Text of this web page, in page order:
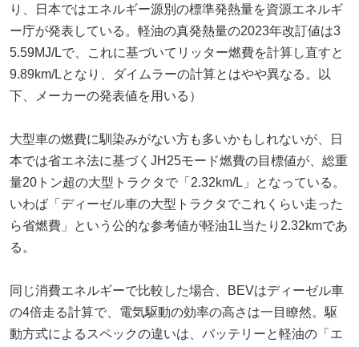
り、日本ではエネルギー源別の標準発熱量を資源エネルギ
ー庁が発表している。軽油の真発熱量の2023年改訂値は3
5.59MJ/Lで、これに基づいてリッター燃費を計算し直すと
9.89km/Lとなり、ダイムラーの計算とはやや異なる。以
下、メーカーの発表値を用いる）
大型車の燃費に馴染みがない方も多いかもしれないが、日
本では省エネ法に基づくJH25モード燃費の目標値が、総重
量20トン超の大型トラクタで「2.32km/L」となっている。
いわば「ディーゼル車の大型トラクタでこれくらい走った
ら省燃費」という公的な参考値が軽油1L当たり2.32kmであ
る。
同じ消費エネルギーで比較した場合、BEVはディーゼル車
の4倍走る計算で、電気駆動の効率の高さは一目瞭然。駆
動方式によるスペックの違いは、バッテリーと軽油の「エ